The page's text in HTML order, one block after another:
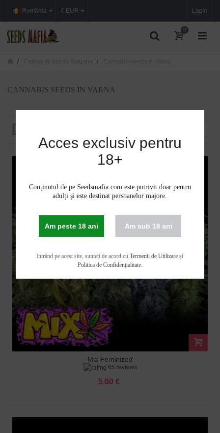
România Login
€ EUR
0
CANNABIS SEEDS IN VARNA
Mix Feminized
65 reviews
5.60 €
Acces exclusiv pentru
18+
Conținutul de pe Seedsmafia.com este potrivit doar pentru
adulți și este destinat persoanelor majore.
Am peste 18 ani Am sub 18 ani
Intrând pe acest site, sunteți de acord cuTermenii de Utilizare și
Politica de Confidențialitate.